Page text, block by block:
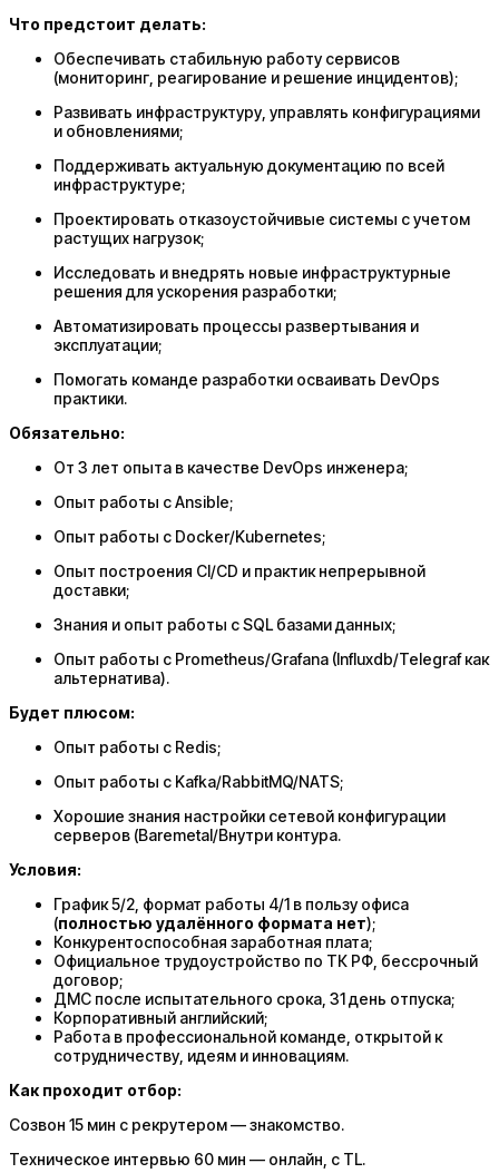
Что предстоит делать:
Обеспечивать стабильную работу сервисов
(мониторинг, реагирование и решение инцидентов);
Развивать инфраструктуру, управлять конфигурациями
и обновлениями;
Поддерживать актуальную документацию по всей
инфраструктуре;
Проектировать отказоустойчивые системы с учетом
растущих нагрузок;
Исследовать и внедрять новые инфраструктурные
решения для ускорения разработки;
Автоматизировать процессы развертывания и
эксплуатации;
Помогать команде разработки осваивать DevOps
практики.
Обязательно:
От 3 лет опыта в качестве DevOps инженера;
Опыт работы с Ansible;
Опыт работы с Docker/Kubernetes;
Опыт построения CI/CD и практик непрерывной
доставки;
Знания и опыт работы с SQL базами данных;
Опыт работы с Prometheus/Grafana (Influxdb/Telegraf как
альтернатива).
Будет плюсом:
Опыт работы с Redis;
Опыт работы с Kafka/RabbitMQ/NATS;
Хорошие знания настройки сетевой конфигурации
серверов (Baremetal/Внутри контура.
Условия:
График 5/2, формат работы 4/1 в пользу офиса
(полностью удалённого формата нет);
Конкурентоспособная заработная плата;
Официальное трудоустройство по ТК РФ, бессрочный
договор;
ДМС после испытательного срока, 31 день отпуска;
Корпоративный английский;
Работа в профессиональной команде, открытой к
сотрудничеству, идеям и инновациям.
Как проходит отбор:
Созвон 15 мин с рекрутером — знакомство.
Техническое интервью 60 мин — онлайн, с TL.